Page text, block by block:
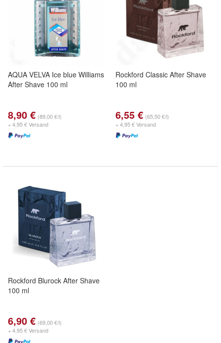
AQUA VELVA Ice blue Williams
After Shave 100 ml
8,90 € (89,00 €/l)
+ 4,95 € Versand
Rockford Classic After Shave
100 ml
6,55 € (65,50 €/l)
+ 4,95 € Versand
Rockford Blurock After Shave
100 ml
6,90 € (69,00 €/l)
+ 4,95 € Versand